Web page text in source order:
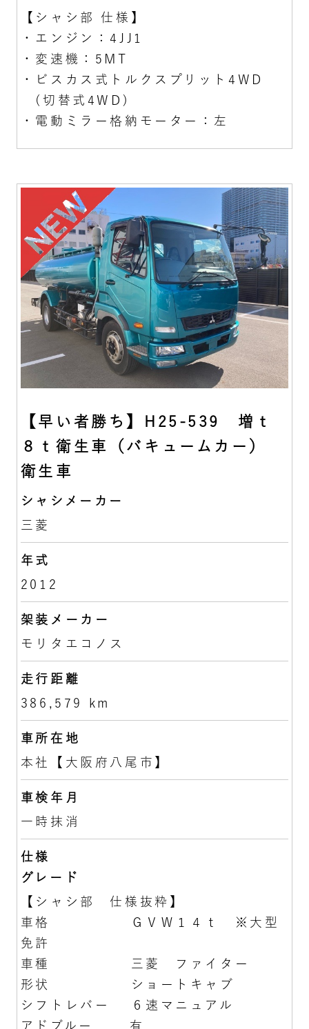
【シャシ部 仕様】
・エンジン：4JJ1
・変速機：5MT
・ビスカス式トルクスプリット4WD
(切替式4WD)
・電動ミラー格納モーター：左
【早い者勝ち】H25-539 増ｔ
８ｔ衛生車（バキュームカー）
衛生車
シャシメーカー
三菱
年式
2012
架装メーカー
モリタエコノス
走行距離
386,579 km
車所在地
本社【大阪府八尾市】
車検年月
一時抹消
仕様
グレード
【シャシ部 仕様抜粋】
車格 ＧＶＷ１４ｔ ※大型
免許
車種 三菱 ファイター
形状 ショートキャブ
シフトレバー ６速マニュアル
アドブルー 有